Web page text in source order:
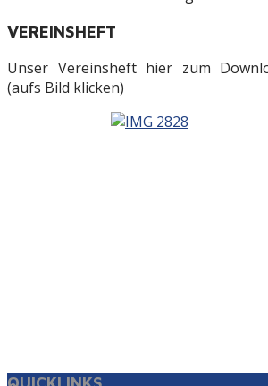
VEREINSHEFT
Unser Vereinsheft hier zum
(aufs Bild klicken)